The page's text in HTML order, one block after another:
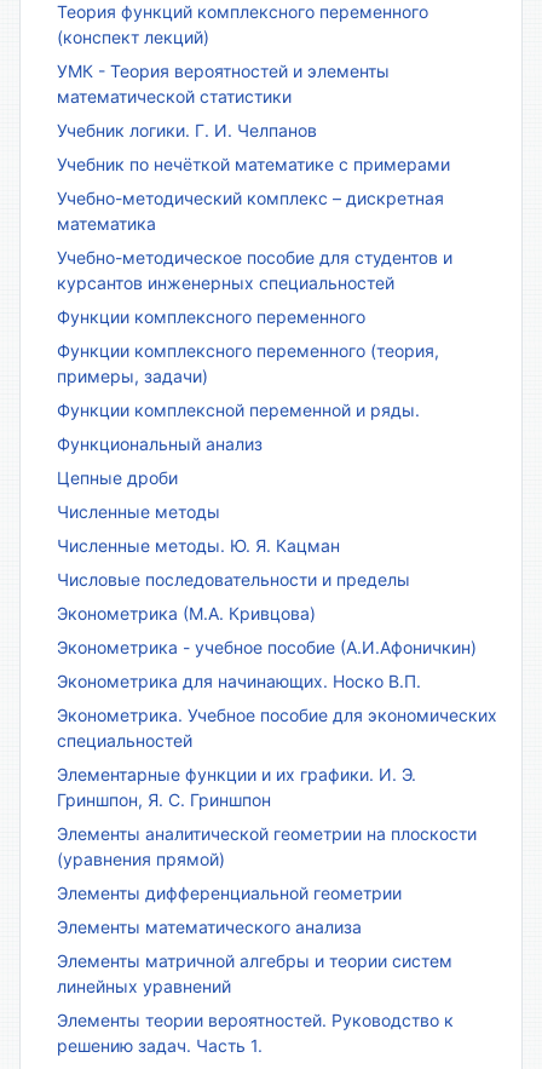
Теория функций комплексного переменного
(конспект лекций)
УМК - Теория вероятностей и элементы
математической статистики
Учебник логики. Г. И. Челпанов
Учебник по нечёткой математике с примерами
Учебно-методический комплекс – дискретная
математика
Учебно-методическое пособие для студентов и
курсантов инженерных специальностей
Функции комплексного переменного
Функции комплексного переменного (теория,
примеры, задачи)
Функции комплексной переменной и ряды.
Функциональный анализ
Цепные дроби
Численные методы
Численные методы. Ю. Я. Кацман
Числовые последовательности и пределы
Эконометрика (М.А. Кривцова)
Эконометрика - учебное пособие (А.И.Афоничкин)
Эконометрика для начинающих. Носко В.П.
Эконометрика. Учебное пособие для экономических
специальностей
Элементарные функции и их графики. И. Э.
Гриншпон, Я. С. Гриншпон
Элементы аналитической геометрии на плоскости
(уравнения прямой)
Элементы дифференциальной геометрии
Элементы математического анализа
Элементы матричной алгебры и теории систем
линейных уравнений
Элементы теории вероятностей. Руководство к
решению задач. Часть 1.